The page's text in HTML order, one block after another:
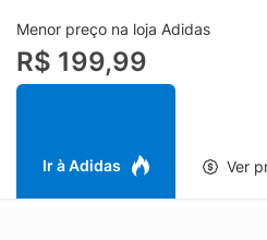
uma modelagem justa com malha
elegante e um toque macio contra
opção confiável para o uso no dia
um toque folgado, e a estrutura de
acolchoada é complementado por
Menor preço na loja Adidas
R$ 199,99
Ir à Adidas Ver